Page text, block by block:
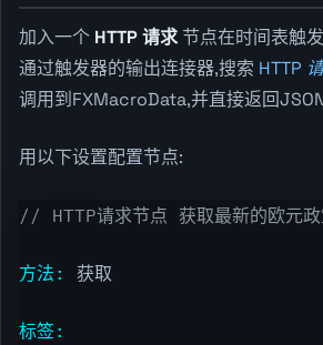
加入一个 HTTP 请求 节点在时间表触
通过触发器的输出连接器,搜索 HTTP
调用到FXMacroData,并直接返回
用以下设置配置节点:
// HTTP请求节点 获取最新的欧元政
方法: 获取
标签: